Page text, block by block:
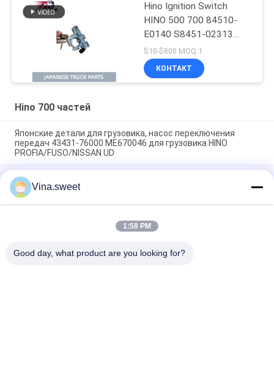
Hino Ignition Switch
HINO 500 700 84510-
E0140 S8451-02313
Использование для
японских грузовиков
Для деталей
$10-$800 MOQ:1
КОНТАКТ
Hino 700 частей
Японские детали для грузовика, насос переключения
передач 43431-76000 ME670046 для грузовика HINO
PROFIA/FUSO/NISSAN UD
Японские запчасти для грузовых автомобилей Тормозный
клапан 47160-3311 47160-3310 47160-3292 Для HINO 700
FM2P E13C E13CT HINO МОТИРНЫЕ ПАРТЫ
Японские грузовые автозапчасти Оси RR 42311-37130 Для
HINO 300 DYNA TOYOTA W04D N04C Модель HINOHINO
Vina.sweet
1:58 PM
Good day, what product are you looking for?